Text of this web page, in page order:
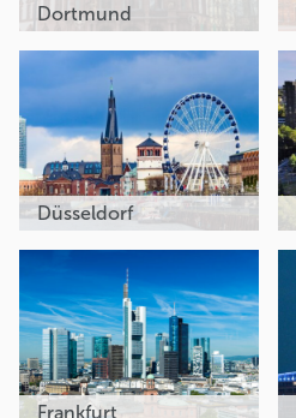
Dortmund
Düsseldorf
Frankfurt